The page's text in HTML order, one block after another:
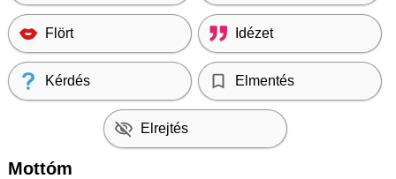
Flört Idézet
Kérdés Elmentés
Elrejtés
Mottóm